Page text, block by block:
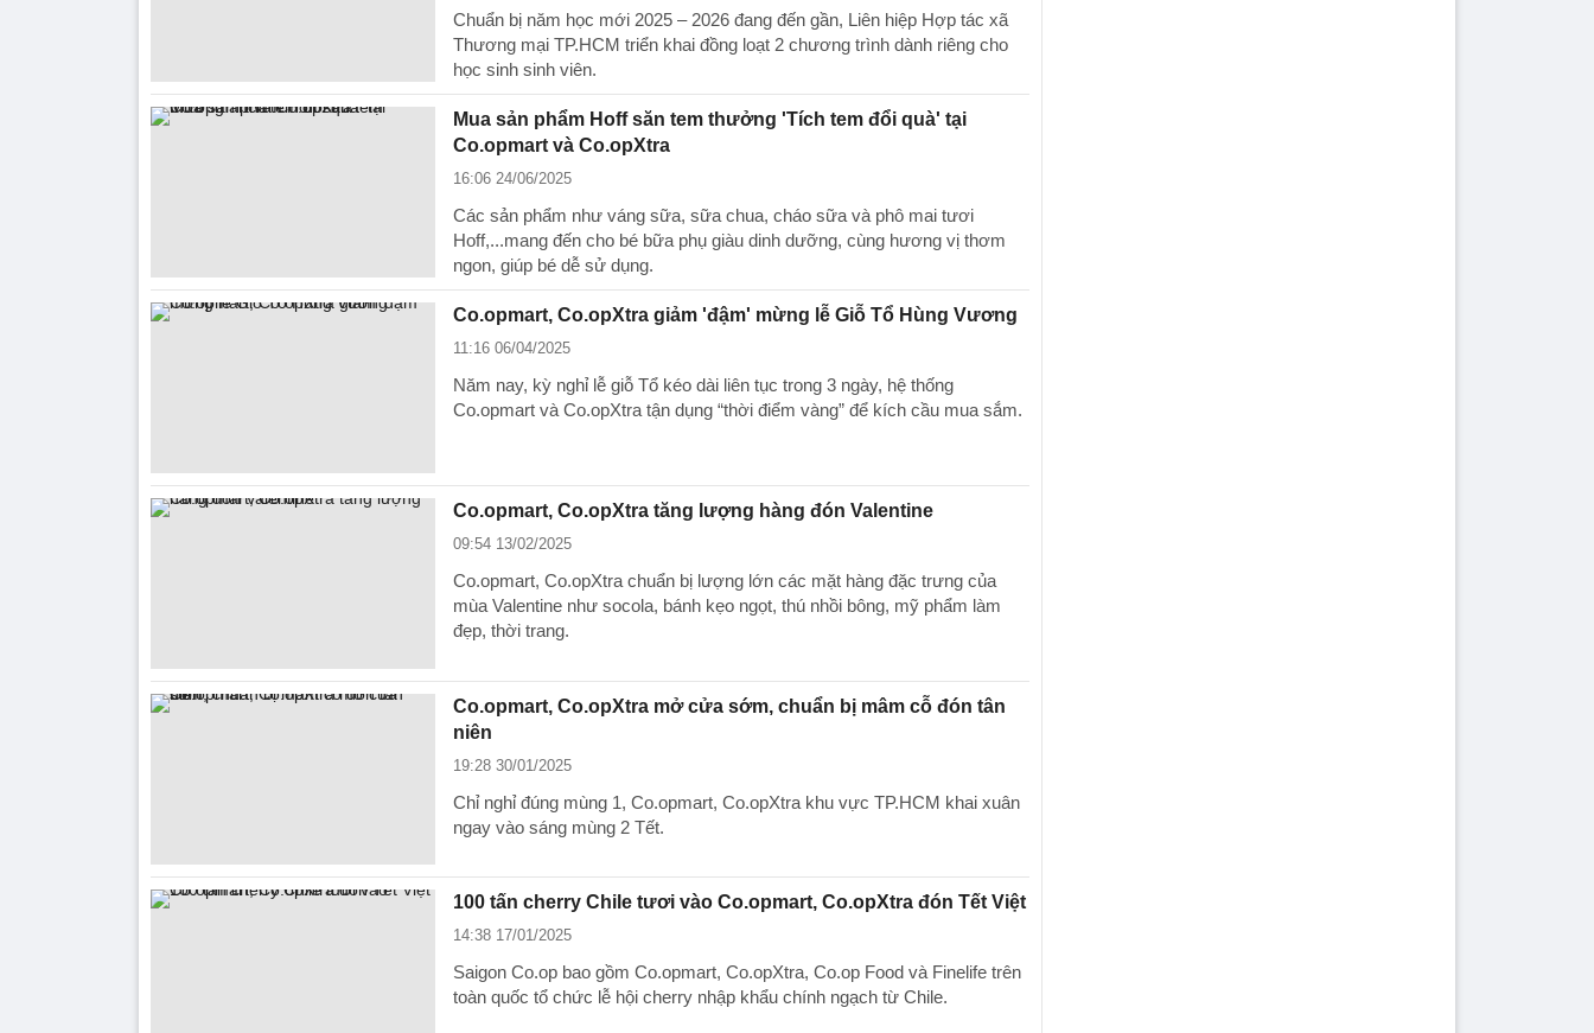
Chuẩn bị năm học mới 2025 – 2026 đang đến gần, Liên hiệp Hợp tác xã
Thương mại TP.HCM triển khai đồng loạt 2 chương trình dành riêng cho
học sinh sinh viên.
Mua sản phẩm Hoff săn tem thưởng 'Tích tem đổi quà' tại
Co.opmart và Co.opXtra
16:06 24/06/2025
Các sản phẩm như váng sữa, sữa chua, cháo sữa và phô mai tươi
Hoff,...mang đến cho bé bữa phụ giàu dinh dưỡng, cùng hương vị thơm
ngon, giúp bé dễ sử dụng.
Co.opmart, Co.opXtra giảm 'đậm' mừng lễ Giỗ Tổ Hùng Vương
11:16 06/04/2025
Năm nay, kỳ nghỉ lễ giỗ Tổ kéo dài liên tục trong 3 ngày, hệ thống
Co.opmart và Co.opXtra tận dụng “thời điểm vàng” để kích cầu mua sắm.
Co.opmart, Co.opXtra tăng lượng hàng đón Valentine
09:54 13/02/2025
Co.opmart, Co.opXtra chuẩn bị lượng lớn các mặt hàng đặc trưng của
mùa Valentine như socola, bánh kẹo ngọt, thú nhồi bông, mỹ phẩm làm
đẹp, thời trang.
Co.opmart, Co.opXtra mở cửa sớm, chuẩn bị mâm cỗ đón tân
niên
19:28 30/01/2025
Chỉ nghỉ đúng mùng 1, Co.opmart, Co.opXtra khu vực TP.HCM khai xuân
ngay vào sáng mùng 2 Tết.
100 tấn cherry Chile tươi vào Co.opmart, Co.opXtra đón Tết Việt
14:38 17/01/2025
Saigon Co.op bao gồm Co.opmart, Co.opXtra, Co.op Food và Finelife trên
toàn quốc tổ chức lễ hội cherry nhập khẩu chính ngạch từ Chile.